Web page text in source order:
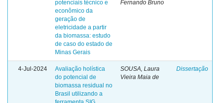
potenciais técnico e
econômico da
geração de
eletricidade a partir
da biomassa: estudo
de caso do estado de
Minas Gerais
Fernando Bruno
4-Jul-2024
Avaliação holística
do potencial de
biomassa residual no
Brasil utilizando a
SOUSA, Laura
Vieira Maia de
Dissertação